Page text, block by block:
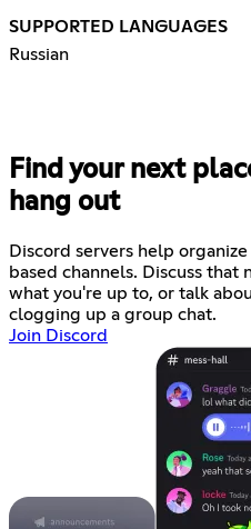
SUPPORTED LANGUAGES
Russian
Find your next
hang out
Discord servers help
based channels. Discuss that
what you're up to, or talk
clogging up a group chat.
Join Discord